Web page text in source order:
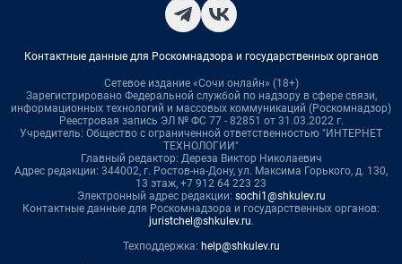
Контактные данные для Роскомнадзора и государственных органов
Сетевое издание «Сочи онлайн» (18+)
Зарегистрировано Федеральной службой по надзору в сфере связи,
информационных технологий и массовых коммуникаций (Роскомнадзор)
Реестровая запись ЭЛ № ФС 77 - 82851 от 31.03.2022 г.
Учредитель: Общество с ограниченной ответственностью "ИНТЕРНЕТ
ТЕХНОЛОГИИ"
Главный редактор: Дереза Виктор Николаевич
Адрес редакции: 344002, г. Ростов-на-Дону, ул. Максима Горького, д. 130,
13 этаж, +7 912 64 223 23
Электронный адрес редакции: sochi1@shkulev.ru
Контактные данные для Роскомнадзора и государственных органов:
juristchel@shkulev.ru.
Техподдержка: help@shkulev.ru